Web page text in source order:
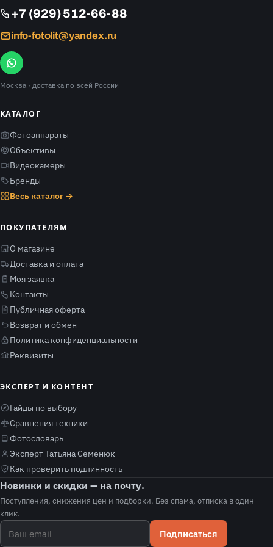
+7 (929) 512-66-88
info-fotolit@yandex.ru
Москва · доставка по всей России
КАТАЛОГ
Фотоаппараты
Объективы
Видеокамеры
Бренды
Весь каталог →
ПОКУПАТЕЛЯМ
О магазине
Доставка и оплата
Моя заявка
Контакты
Публичная оферта
Возврат и обмен
Политика конфиденциальности
Реквизиты
ЭКСПЕРТ И КОНТЕНТ
Гайды по выбору
Сравнения техники
Фотословарь
Эксперт Татьяна Семенюк
Как проверить подлинность
Новинки и скидки — на почту.
Поступления, снижения цен и подборки. Без спама, отписка в один
клик.
Подписаться